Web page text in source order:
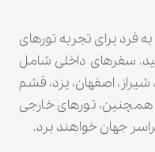
فرد برای تجربه تورهای
سفرهای داخلی شامل
اصفهان، یزد، قشم
تورهای خارجی
جهان خواهند برد.